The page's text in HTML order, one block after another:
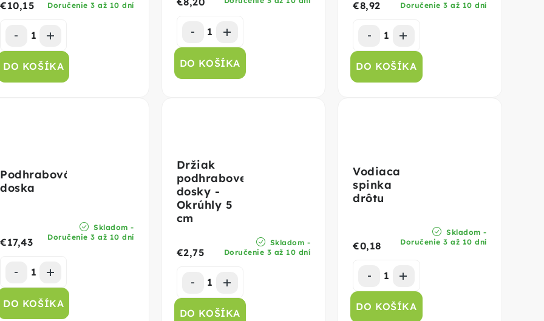
Doručenie 3 až 10 dní
€10,15
DO KOŠÍKA DO KOŠÍKA
Doručenie 3 až 10 dní
€8,92
DO KOŠÍKA
Podhrabová
doska
Skladom -
Doručenie 3 až 10 dní
€17,43
DO KOŠÍKA
Držiak
podhrabovej
dosky -
Okrúhly 5
cm
Skladom -
Doručenie 3 až 10 dní
€2,75
DO KOŠÍKA
Vodiaca
spinka
drôtu
Skladom -
Doručenie 3 až 10 dní
€0,18
DO KOŠÍKA